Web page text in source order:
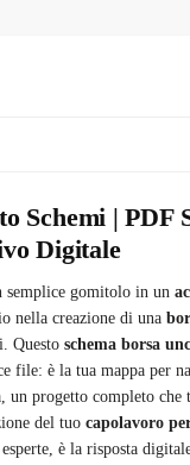
Schemi | PDF
Digitale
semplice gomitolo in un
nella creazione di una
Questo schema borsa
file: è la tua mappa per
un progetto completo che
del tuo capolavoro
è la risposta